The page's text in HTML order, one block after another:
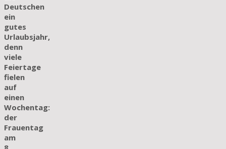
Deutschen
ein
gutes
Urlaubsjahr,
denn
viele
Feiertage
fielen
auf
einen
Wochentag:
der
Frauentag
am